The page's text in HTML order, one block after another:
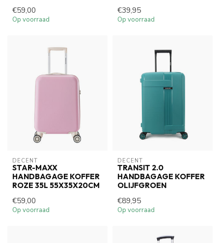
€59,00
Op voorraad
€39,95
Op voorraad
DECENT
STAR-MAXX
HANDBAGAGE KOFFER
ROZE 35L 55X35X20CM
€59,00
Op voorraad
DECENT
TRANSIT 2.0
HANDBAGAGE KOFFER
OLIJFGROEN
€89,95
Op voorraad